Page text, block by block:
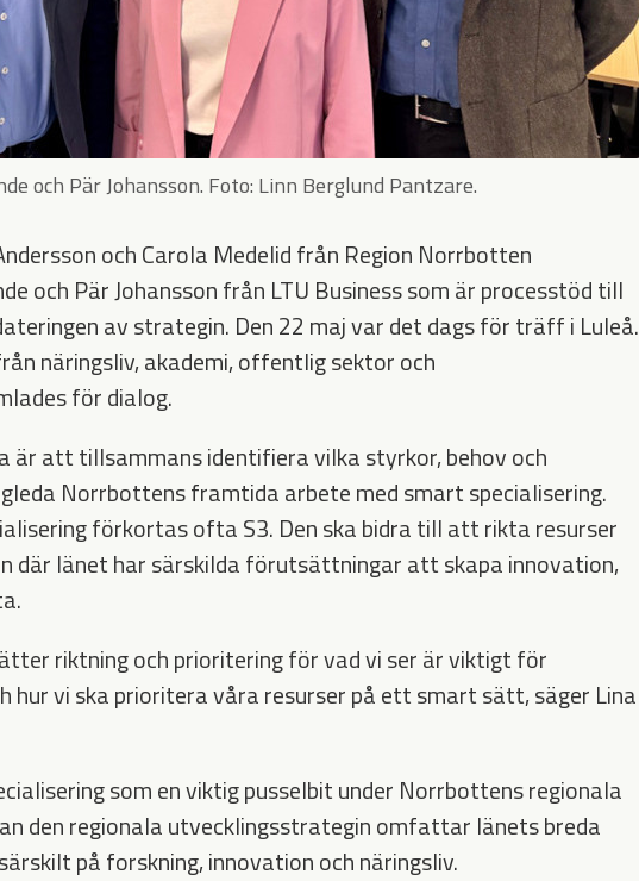
och Pär Johansson. Foto: Linn Berglund Pantzare.
och Carola Medelid från Region Norrbotten
och Pär Johansson från LTU Business som är processtöd till
av strategin. Den 22 maj var det dags för träff i Luleå.
näringsliv, akademi, offentlig sektor och
för dialog.
är att tillsammans identifiera vilka styrkor, behov och
Norrbottens framtida arbete med smart specialisering.
förkortas ofta S3. Den ska bidra till att rikta resurser
där länet har särskilda förutsättningar att skapa innovation,
riktning och prioritering för vad vi ser är viktigt för
hur vi ska prioritera våra resurser på ett smart sätt, säger Lina
som en viktig pusselbit under Norrbottens regionala
den regionala utvecklingsstrategin omfattar länets breda
på forskning, innovation och näringsliv.